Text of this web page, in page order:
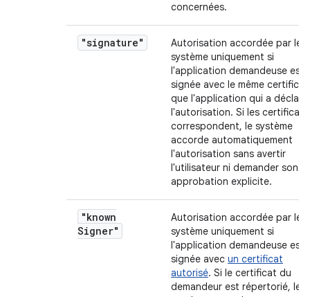
concernées.
"signature"
Autorisation accordée par le
système uniquement si
l'application demandeuse est
signée avec le même certificat
que l'application qui a déclaré
l'autorisation. Si les certificats
correspondent, le système
accorde automatiquement
l'autorisation sans avertir
l'utilisateur ni demander son
approbation explicite.
"known
Signer"
Autorisation accordée par le
système uniquement si
l'application demandeuse est
signée avec un certificat
autorisé. Si le certificat du
demandeur est répertorié, le